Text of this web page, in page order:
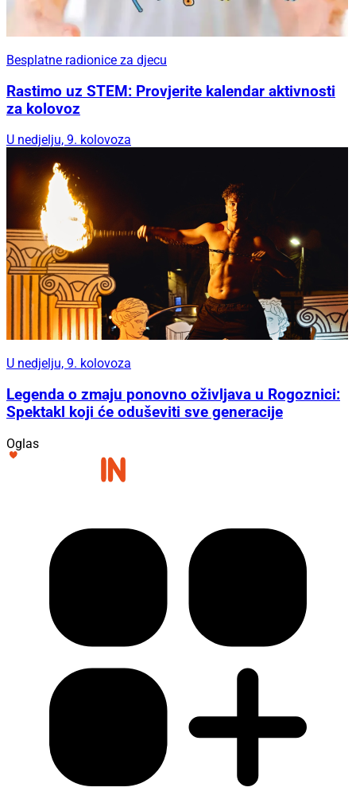
Besplatne radionice za djecu
Rastimo uz STEM: Provjerite kalendar aktivnosti
za kolovoz
U nedjelju, 9. kolovoza
U nedjelju, 9. kolovoza
Legenda o zmaju ponovno oživljava u Rogoznici:
Spektakl koji će oduševiti sve generacije
Oglas